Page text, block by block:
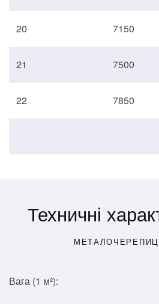
20 7150
21 7500
22 7850
Техничні
Вага (1 м²):